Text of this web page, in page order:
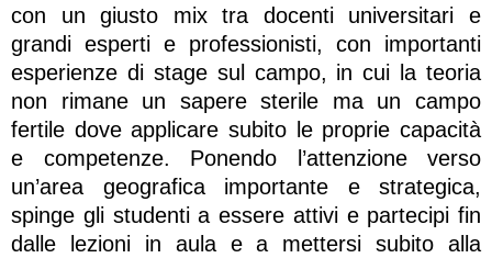
con un giusto mix tra docenti universitari e
grandi esperti e professionisti, con importanti
esperienze di stage sul campo, in cui la teoria
non rimane un sapere sterile ma un campo
fertile dove applicare subito le proprie capacità
e competenze. Ponendo l’attenzione verso
un’area geografica importante e strategica,
spinge gli studenti a essere attivi e partecipi fin
dalle lezioni in aula e a mettersi subito alla